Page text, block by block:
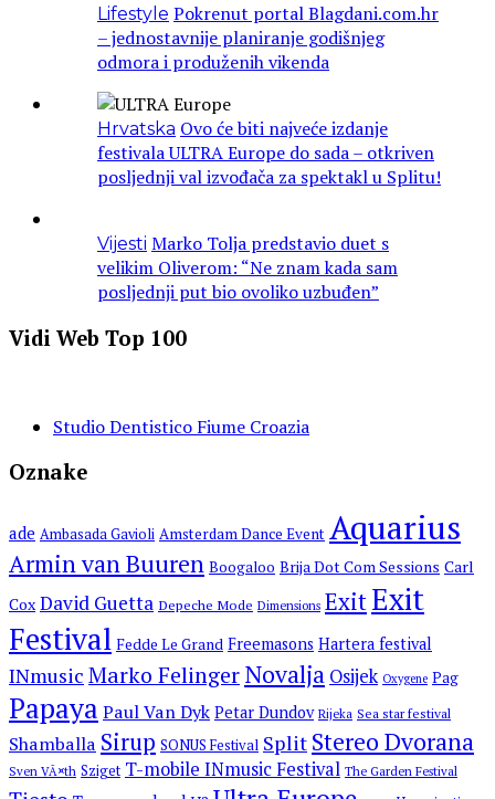
Lifestyle Pokrenut portal Blagdani.com.hr
– jednostavnije planiranje godišnjeg
odmora i produženih vikenda
Hrvatska Ovo će biti najveće izdanje
festivala ULTRA Europe do sada – otkriven
posljednji val izvođača za spektakl u Splitu!
Vijesti Marko Tolja predstavio duet s
velikim Oliverom: “Ne znam kada sam
posljednji put bio ovoliko uzbuđen”
Vidi Web Top 100
Studio Dentistico Fiume Croazia
Oznake
ade Ambasada Gavioli Amsterdam Dance Event Aquarius
Armin van Buuren Boogaloo Brija Dot Com Sessions Carl
Cox David Guetta Depeche Mode Dimensions ExitExit
Festival Fedde Le Grand Freemasons Hartera festival
INmusic Marko FelingerNovalja Osijek Oxygene Pag
Papaya Paul Van Dyk Petar Dundov Rijeka Sea star festival
Shamballa Sirup SONUS Festival Split Stereo Dvorana
Sven VÃ¤th Sziget T-mobile INmusic Festival The Garden Festival